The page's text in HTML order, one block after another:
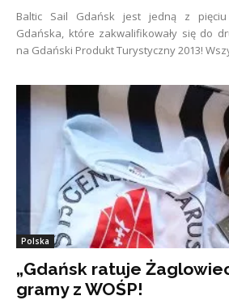
Baltic Sail Gdańsk jest jedną z pięciu
Gdańska, które zakwalifikowały się do
na Gdański Produkt Turystyczny 2013!
Polska
„Gdańsk ratuje
gramy z WOŚP!